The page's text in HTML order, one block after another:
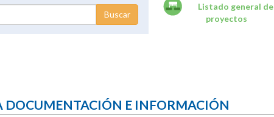
Listado general de
proyectos
DOCUMENTACIÓN E INFORMACIÓN